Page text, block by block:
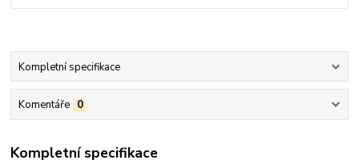
Kompletní specifikace
Komentáře 0
Kompletní specifikace